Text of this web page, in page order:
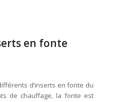
en fonte
d’inserts en fonte du
de chauffage, la fonte est